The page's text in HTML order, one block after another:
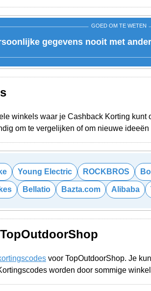
GOED OM TE WETEN
gegevens nooit met
winkels waar je Cashback Korting
om te vergelijken of om nieuwe
Young Electric ROCKBROS
Bellatio Bazta.com Alibaba
voor TopOutdoorShop. Je
worden door sommige